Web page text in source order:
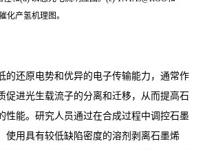
化产氢机理图。
的还原电势和优异的电子传输能力，通常作
促进光生载流子的分离和迁移，从而提高石
性能。研究人员通过在合成过程中调控石墨
使用具有较低缺陷密度的溶剂剥离石墨烯